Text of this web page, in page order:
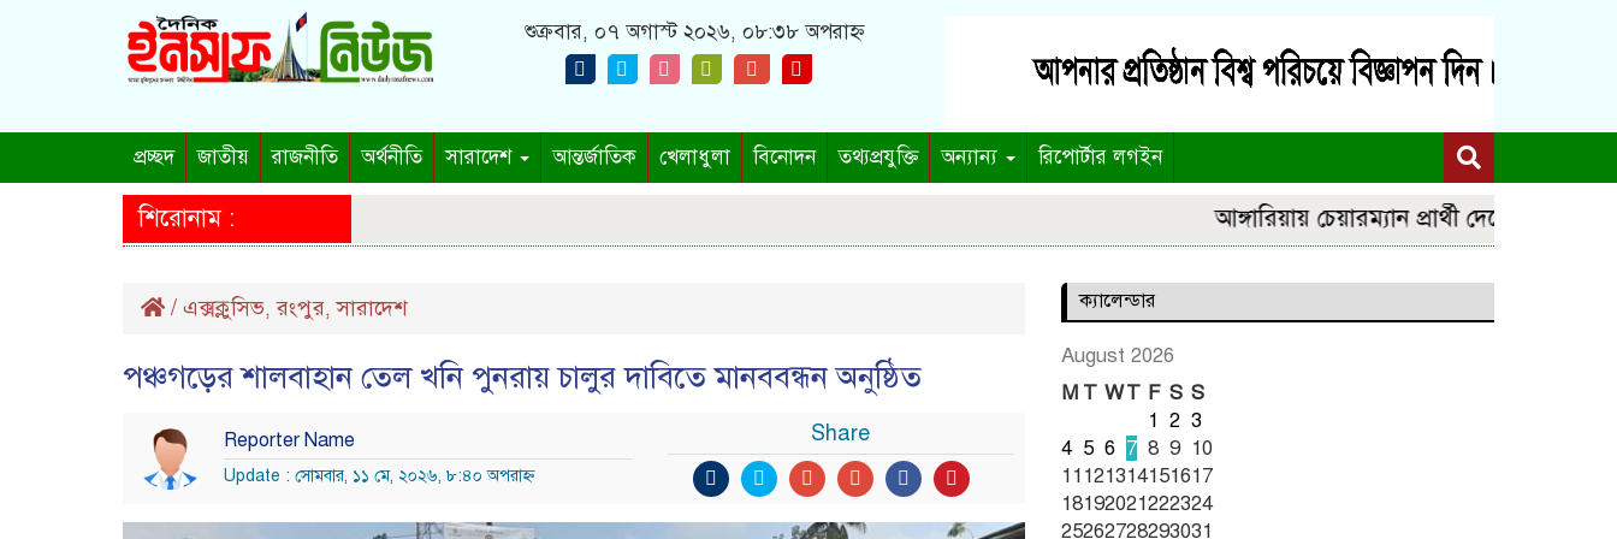
শুক্রবার, ০৭ অগাস্ট ২০২৬, ০৮:৩৮ অপরাহ্ন
প্রচ্ছদ জাতীয় রাজনীতি অর্থনীতি সারাদেশ আন্তর্জাতিক খেলাধুলা বিনোদন তথ্যপ্রযুক্তি অন্যান্য রিপোর্টার লগইন
শিরোনাম : আঙ্গারিয়ায় চেয়ারম্যান প্রার্থী দেলোয়ার খানের
/ এক্সক্লুসিভ,রংপুর,সারাদেশ
পঞ্চগড়ের শালবাহান তেল খনি পুনরায় চালুর দাবিতে মানববন্ধন অনুষ্ঠিত
Reporter Name
Update : সোমবার, ১১ মে, ২০২৬, ৮:৪০ অপরাহ্ণ
Share
ক্যালেন্ডার
August 2026
M T WT F S S
1 2 3
4 5 6 7 8 9 10
11121314151617
18192021222324
25262728293031